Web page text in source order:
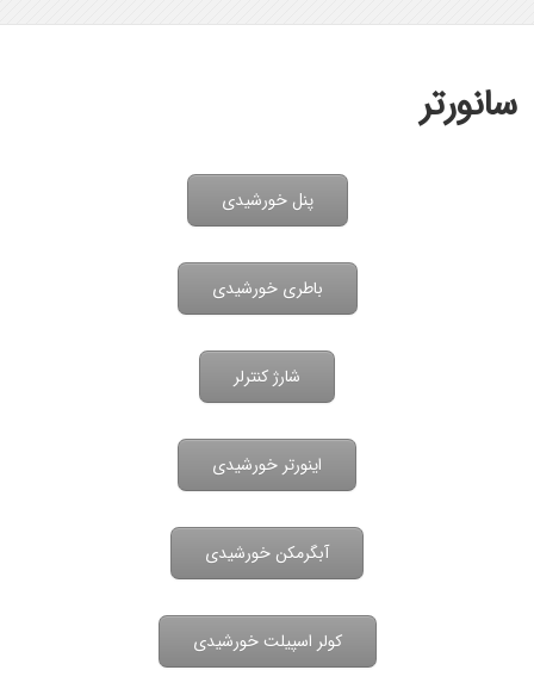
سانورتر
کولر اسپیلت خورشیدی
آبگرمکن خورشیدی
اینورتر خورشیدی
شارژ کنترلر
باطری خورشیدی
پنل خورشیدی